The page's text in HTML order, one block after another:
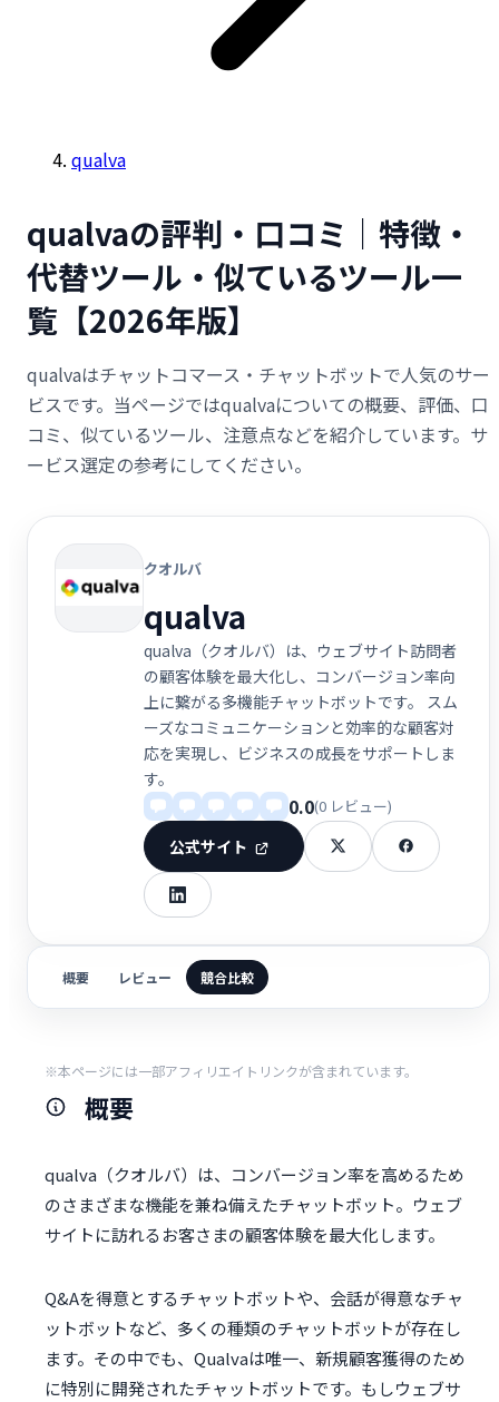
qualva
qualvaの評判・口コミ｜特徴・
代替ツール・似ているツール一
覧【2026年版】
qualvaはチャットコマース・チャットボットで人気のサー
ビスです。当ページではqualvaについての概要、評価、口
コミ、似ているツール、注意点などを紹介しています。サ
ービス選定の参考にしてください。
クオルバ
qualva
qualva（クオルバ）は、ウェブサイト訪問者
の顧客体験を最大化し、コンバージョン率向
上に繋がる多機能チャットボットです。 スム
ーズなコミュニケーションと効率的な顧客対
応を実現し、ビジネスの成長をサポートしま
す。
0.0(0 レビュー)
公式サイト
概要 レビュー 競合比較
※本ページには一部アフィリエイトリンクが含まれています。
概要
qualva（クオルバ）は、コンバージョン率を高めるため
のさまざまな機能を兼ね備えたチャットボット。ウェブ
サイトに訪れるお客さまの顧客体験を最大化します。
Q&Aを得意とするチャットボットや、会話が得意なチャ
ットボットなど、多くの種類のチャットボットが存在し
ます。その中でも、Qualvaは唯一、新規顧客獲得のため
に特別に開発されたチャットボットです。もしウェブサ